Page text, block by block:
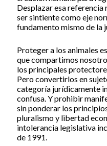
Desplazar esa referencia
ser sintiente como eje
fundamento mismo de la
Proteger a los animales
que compartimos
los principales
Pero convertirlos en
categoría jurídicamente
confusa. Y prohibir
sin ponderar los
pluralismo y libertad
intolerancia legislativa
de 1991.